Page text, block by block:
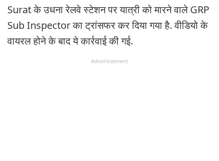
Surat के उधना रेलवे स्टेशन पर यात्री को मारने वाले GRP
Sub Inspector का ट्रांसफर कर दिया गया है. वीडियो के
वायरल होने के बाद ये कार्रवाई की गई.
Advertisement